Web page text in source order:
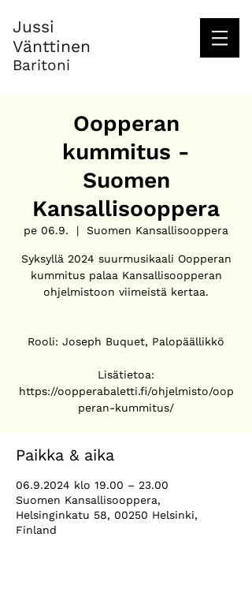
Jussi
Vänttinen
Baritoni
Oopperan
kummitus -
Suomen
Kansallisooppera
pe 06.9.
  |
Suomen Kansallisooppera
Syksyllä 2024 suurmusikaali Oopperan
kummitus palaa Kansallisoopperan
ohjelmistoon viimeistä kertaa.
Rooli: Joseph Buquet, Palopäällikkö
Lisätietoa:
https://oopperabaletti.fi/ohjelmisto/oop
peran-kummitus/
Paikka & aika
06.9.2024 klo 19.00 – 23.00
Suomen Kansallisooppera,
Helsinginkatu 58, 00250 Helsinki,
Finland